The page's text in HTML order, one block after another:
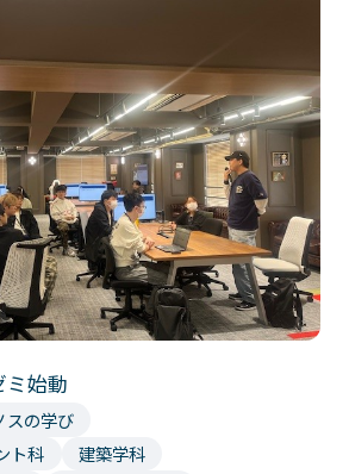
のご案内
サイトマップ
College. All Rights Reserved.
ミ始動
スの学び
ト科
建築学科